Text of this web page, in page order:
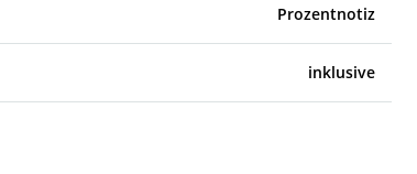
Prozentnotiz
inklusive